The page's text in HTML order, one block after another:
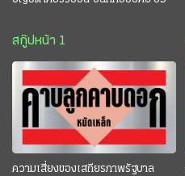
สกู๊ปหน้า 1
ความเสี่ยงของเสถียรภาพรัฐบาล